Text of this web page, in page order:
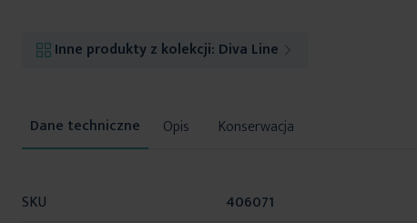
Inne produkty z kolekcji: Diva Line
Opis Konserwacja
Więcej
SKU
406071